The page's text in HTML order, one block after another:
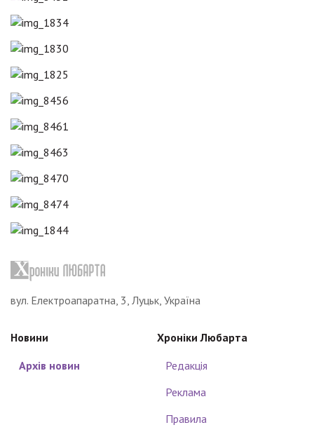
вул. Електроапаратна, 3, Луцьк, Україна
Новини
Архів новин
Хроніки Любарта
Редакція
Реклама
Правила